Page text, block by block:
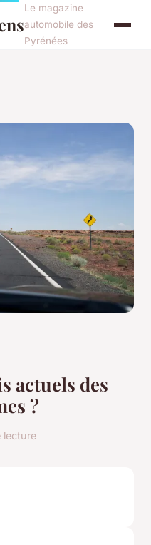
Le magazine
automobile des
Pyrénées
actuels des
?
lecture